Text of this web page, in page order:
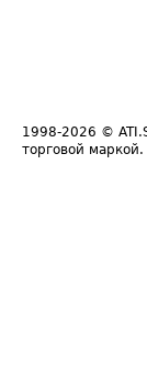
1998-2026 ©
торговой маркой.